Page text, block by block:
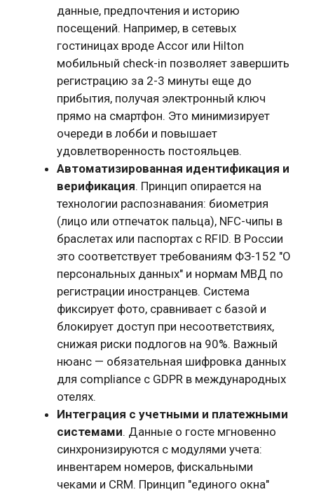
данные, предпочтения и историю
посещений. Например, в сетевых
гостиницах вроде Accor или Hilton
мобильный check-in позволяет завершить
регистрацию за 2-3 минуты еще до
прибытия, получая электронный ключ
прямо на смартфон. Это минимизирует
очереди в лобби и повышает
удовлетворенность постояльцев.
Автоматизированная идентификация и
верификация. Принцип опирается на
технологии распознавания: биометрия
(лицо или отпечаток пальца), NFC-чипы в
браслетах или паспортах с RFID. В России
это соответствует требованиям ФЗ-152 "О
персональных данных" и нормам МВД по
регистрации иностранцев. Система
фиксирует фото, сравнивает с базой и
блокирует доступ при несоответствиях,
снижая риски подлогов на 90%. Важный
нюанс — обязательная шифровка данных
для compliance с GDPR в международных
отелях.
Интеграция с учетными и платежными
системами. Данные о госте мгновенно
синхронизируются с модулями учета:
инвентарем номеров, фискальными
чеками и CRM. Принцип "единого окна"